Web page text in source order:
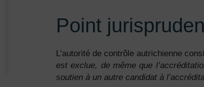
Point
L’autorité de contrôle autrichienne
est exclue, de même que
soutien à un autre candidat à